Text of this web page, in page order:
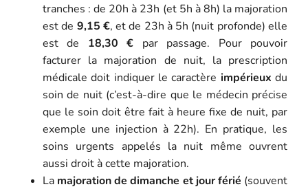
tranches : de 20h à 23h (et 5h à 8h) la majoration
est de 9,15 €, et de 23h à 5h (nuit profonde) elle
est de 18,30 € par passage. Pour pouvoir
facturer la majoration de nuit, la prescription
médicale doit indiquer le caractère impérieux du
soin de nuit (c’est-à-dire que le médecin précise
que le soin doit être fait à heure fixe de nuit, par
exemple une injection à 22h). En pratique, les
soins urgents appelés la nuit même ouvrent
aussi droit à cette majoration.
La majoration de dimanche et jour férié (souvent